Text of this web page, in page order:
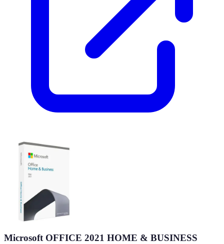
Microsoft OFFICE 2021 HOME & BUSINESS